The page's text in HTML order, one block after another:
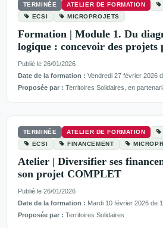
TERMINÉE ATELIER DE FORMATION
ECSI
MICROPROJETS
Formation | Module 1. Du
logique : concevoir des projets
Publié le 26/01/2026
Date de la formation : Vendredi 27 février 2026
Proposée par : Territoires Solidaires, en
TERMINÉE ATELIER DE FORMATION
ECSI
FINANCEMENT
Atelier | Diversifier ses
son projet COMPLET
Publié le 26/01/2026
Date de la formation : Mardi 10 février 2026 de
Proposée par : Territoires Solidaires